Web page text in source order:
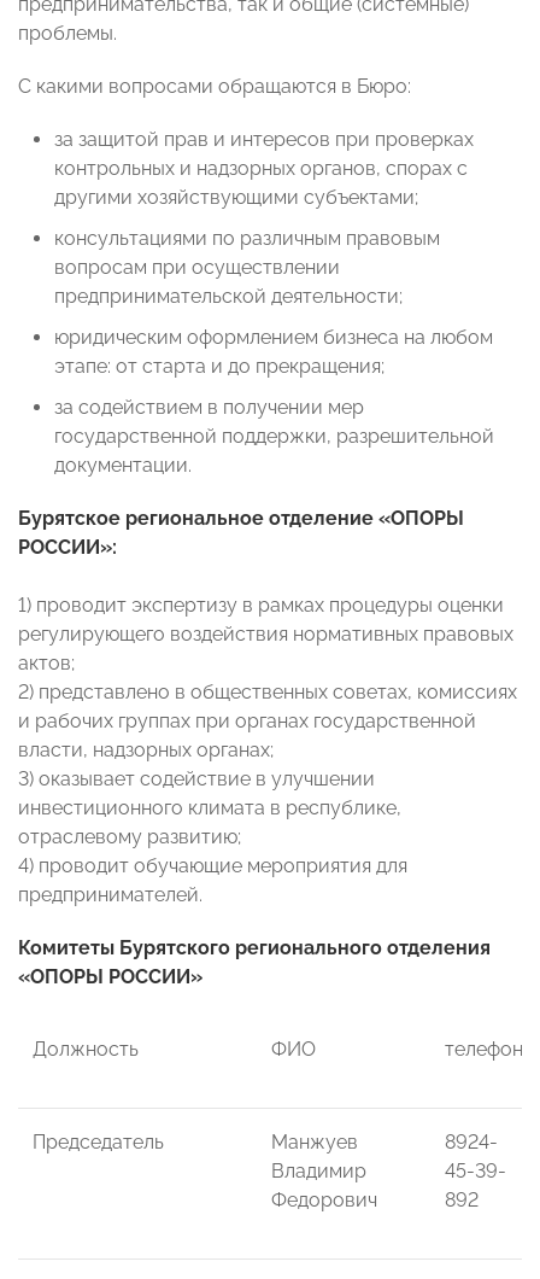
проблемы.
С какими вопросами обращаются в Бюро:
за защитой прав и интересов при проверках
контрольных и надзорных органов, спорах с
другими хозяйствующими субъектами;
консультациями по различным правовым
вопросам при осуществлении
предпринимательской деятельности;
юридическим оформлением бизнеса на любом
этапе: от старта и до прекращения;
за содействием в получении мер
государственной поддержки, разрешительной
документации.
Бурятское региональное отделение «ОПОРЫ
РОССИИ»:
1) проводит экспертизу в рамках процедуры оценки
регулирующего воздействия нормативных правовых
актов;
2) представлено в общественных советах, комиссиях
и рабочих группах при органах государственной
власти, надзорных органах;
3) оказывает содействие в улучшении
инвестиционного климата в республике,
отраслевому развитию;
4) проводит обучающие мероприятия для
предпринимателей.
Комитеты Бурятского регионального отделения
«ОПОРЫ РОССИИ»
Должность ФИО телефон
Председатель
Манжуев
Владимир
Федорович
8924-
45-39-
892